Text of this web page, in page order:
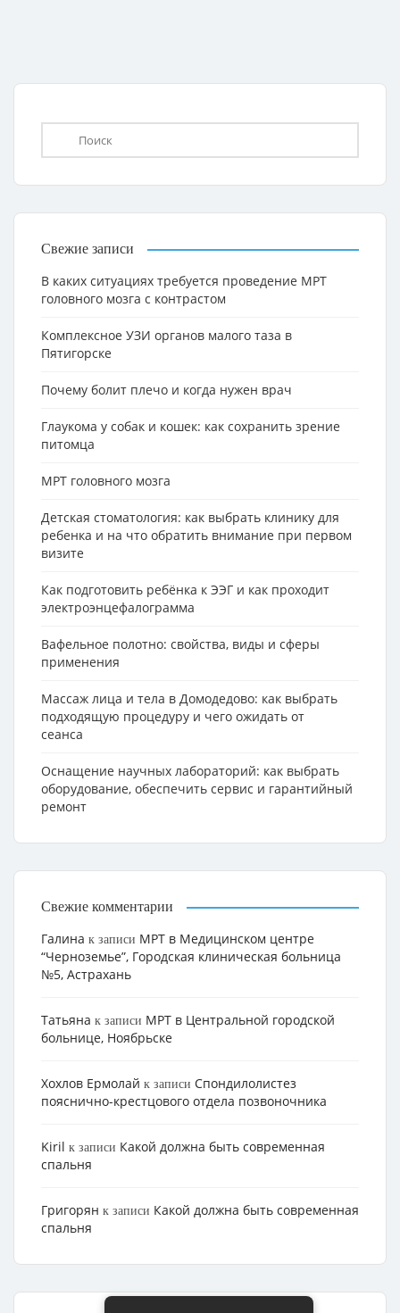
Свежие записи
В каких ситуациях требуется проведение МРТ
головного мозга с контрастом
Комплексное УЗИ органов малого таза в
Пятигорске
Почему болит плечо и когда нужен врач
Глаукома у собак и кошек: как сохранить зрение
питомца
МРТ головного мозга
Детская стоматология: как выбрать клинику для
ребенка и на что обратить внимание при первом
визите
Как подготовить ребёнка к ЭЭГ и как проходит
электроэнцефалограмма
Вафельное полотно: свойства, виды и сферы
применения
Массаж лица и тела в Домодедово: как выбрать
подходящую процедуру и чего ожидать от
сеанса
Оснащение научных лабораторий: как выбрать
оборудование, обеспечить сервис и гарантийный
ремонт
Свежие комментарии
Галина к записи МРТ в Медицинском центре
“Черноземье”, Городская клиническая больница
№5, Астрахань
Татьяна к записи МРТ в Центральной городской
больнице, Ноябрьске
Хохлов Ермолай к записи Cпондилолистез
пояснично-крестцового отдела позвоночника
Kiril к записи Какой должна быть современная
спальня
Григорян к записи Какой должна быть современная
спальня